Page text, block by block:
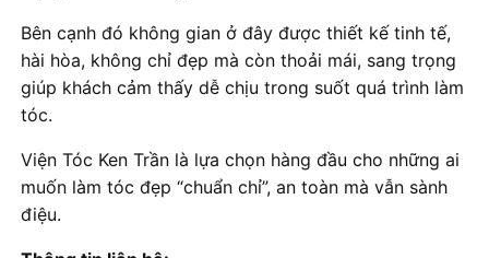
Bên cạnh đó không gian ở đây được thiết kế tinh tế,
hài hòa, không chỉ đẹp mà còn thoải mái, sang trọng
giúp khách cảm thấy dễ chịu trong suốt quá trình làm
tóc.
Viện Tóc Ken Trần là lựa chọn hàng đầu cho những ai
muốn làm tóc đẹp “chuẩn chỉ”, an toàn mà vẫn sành
điệu.